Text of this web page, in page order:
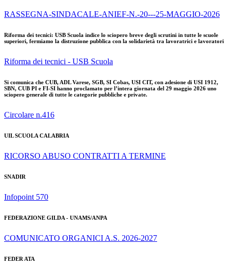
RASSEGNA-SINDACALE-ANIEF-N.-20---25-MAGGIO-2026
Riforma dei tecnici: USB Scuola indice lo sciopero breve degli scrutini in tutte le scuole
superiori, fermiamo la distruzione pubblica con la solidarietà tra lavoratrici e lavoratori
Riforma dei tecnici - USB Scuola
Si comunica che CUB, ADL Varese, SGB, SI Cobas, USI CIT, con adesione di USI 1912,
SBN, CUB PI e FI-SI hanno proclamato per l’intera giornata del 29 maggio 2026 uno
sciopero generale di tutte le categorie pubbliche e private.
Circolare n.416
UIL SCUOLA CALABRIA
RICORSO ABUSO CONTRATTI A TERMINE
SNADIR
Infopoint 570
FEDERAZIONE GILDA - UNAMS/ANPA
COMUNICATO ORGANICI A.S. 2026-2027
FEDER ATA